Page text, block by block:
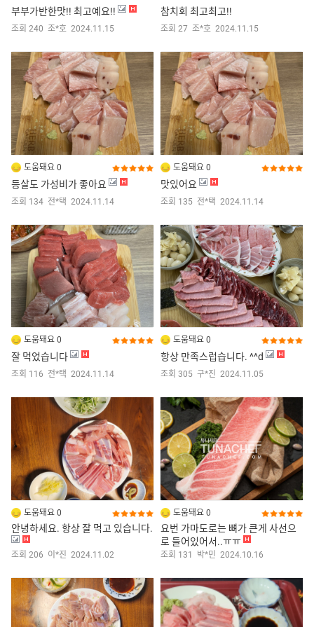
부부가반한맛!! 최고예요!!
조회 240 조*호 2024.11.15
참치회 최고최고!!
조회 27 조*호 2024.11.15
도움돼요 0
등살도 가성비가 좋아요
조회 134 전*택 2024.11.14
도움돼요 0
맛있어요
조회 135 전*택 2024.11.14
도움돼요 0
잘 먹었습니다
조회 116 전*택 2024.11.14
도움돼요 0
항상 만족스럽습니다. ^^d
조회 305 구*진 2024.11.05
도움돼요 0
안녕하세요. 항상 잘 먹고 있습니다.
조회 206 이*진 2024.11.02
도움돼요 0
요번 가마도로는 뼈가 큰게 사선으
로 들어있어서..ㅠㅠ
조회 131 박*민 2024.10.16